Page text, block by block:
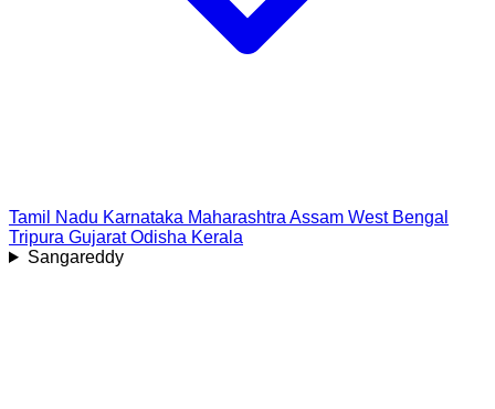
Tamil Nadu Karnataka Maharashtra Assam West Bengal
Tripura Gujarat Odisha Kerala
Sangareddy